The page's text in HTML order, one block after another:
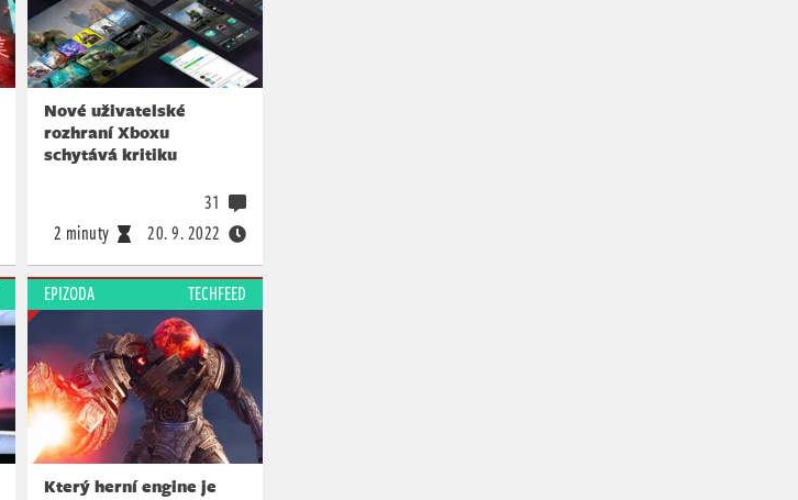
Nové uživatelské
rozhraní Xboxu
schytává kritiku
2 minuty 20. 9. 2022
31
EPIZODA TECHFEED
Který herní engine je